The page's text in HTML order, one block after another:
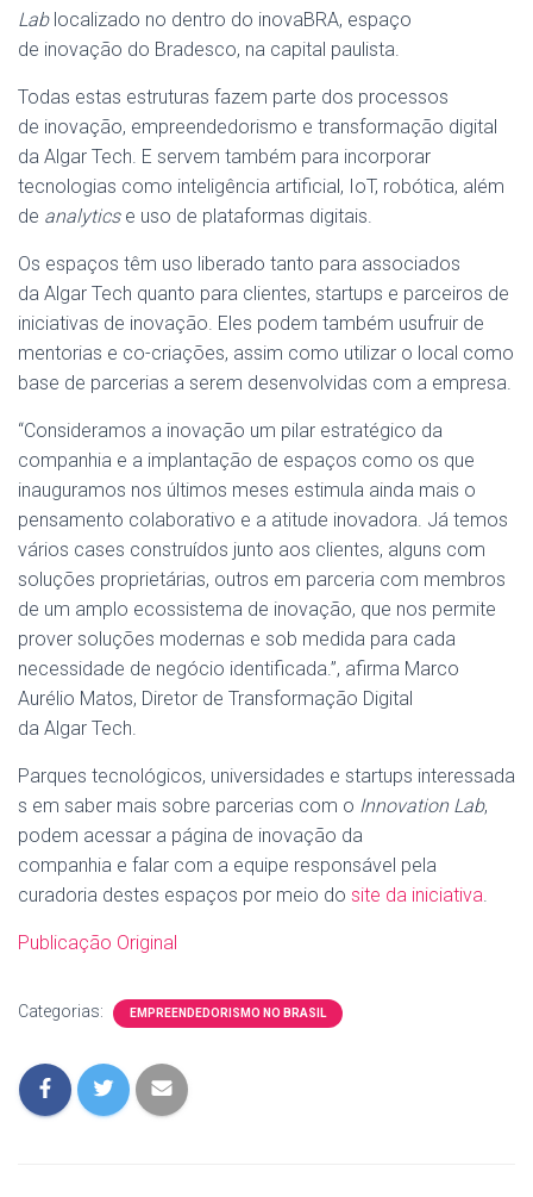
Lablocalizado no dentro do inovaBRA, espaço
de inovação do Bradesco, na capital paulista.
Todas estas estruturas fazem parte dos processos
de inovação, empreendedorismo e transformação digital
da Algar Tech. E servem também para incorporar
tecnologias como inteligência artificial, IoT, robótica, além
de analytics e uso de plataformas digitais.
Os espaços têm uso liberado tanto para associados
da Algar Tech quanto para clientes, startups e parceiros de
iniciativas de inovação. Eles podem também usufruir de
mentorias e co-criações, assim como utilizar o local como
base de parcerias a serem desenvolvidas com a empresa.
“Consideramos a inovação um pilar estratégico da
companhia e a implantação de espaços como os que
inauguramos nos últimos meses estimula ainda mais o
pensamento colaborativo e a atitude inovadora. Já temos
vários cases construídos junto aos clientes, alguns com
soluções proprietárias, outros em parceria com membros
de um amplo ecossistema de inovação, que nos permite
prover soluções modernas e sob medida para cada
necessidade de negócio identificada.”, afirma Marco
Aurélio Matos, Diretor de Transformação Digital
da Algar Tech.
Parques tecnológicos, universidades e startups interessada
s em saber mais sobre parcerias com o Innovation Lab,
podem acessar a página de inovação da
companhia e falar com a equipe responsável pela
curadoria destes espaços por meio do site da iniciativa.
Publicação Original
Categorias: EMPREENDEDORISMO NO BRASIL